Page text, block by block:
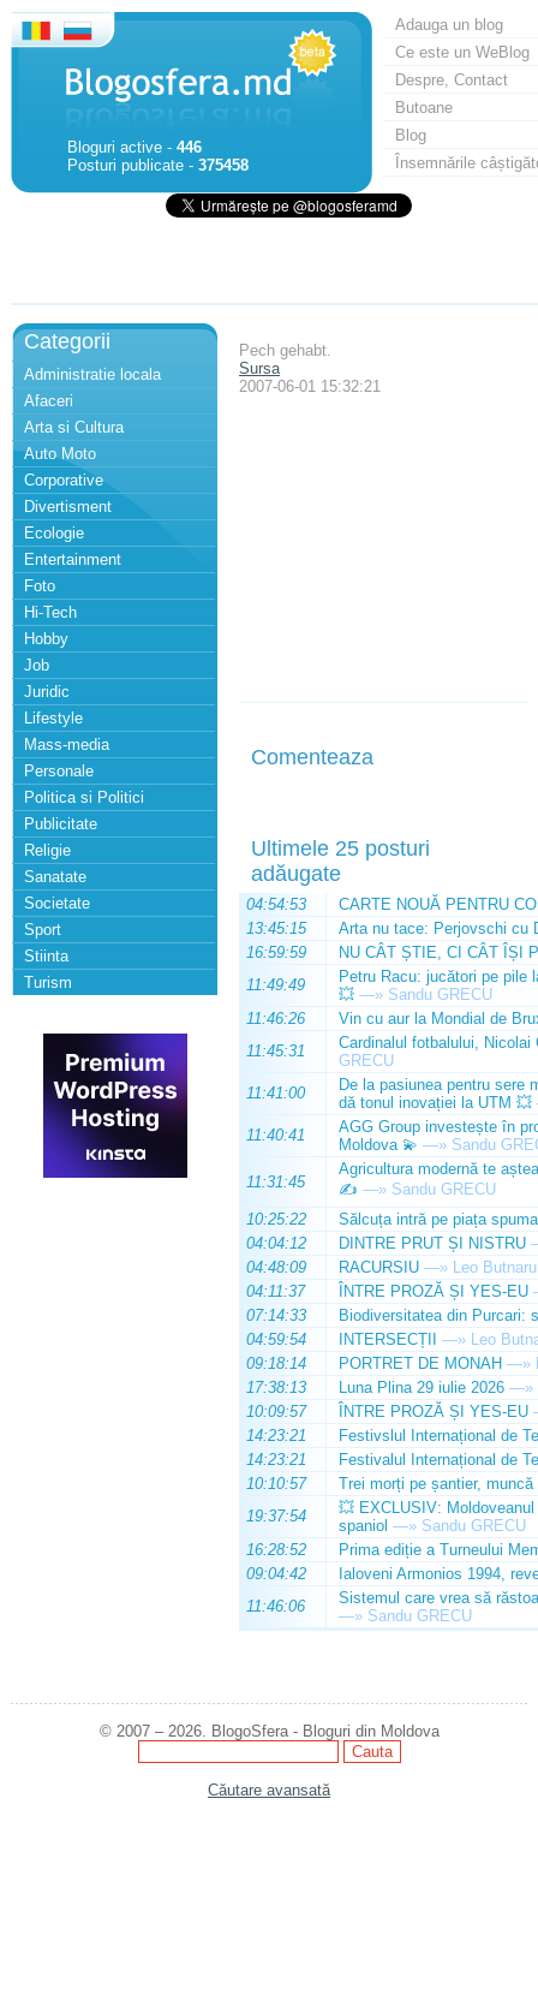
Bloguri active - 446
Posturi publicate - 375458
Adauga un blog
Ce este un WeBlog
Despre, Contact
Butoane
Blog
Însemnările
Categorii
Administratie locala
Afaceri
Arta si Cultura
Auto Moto
Corporative
Divertisment
Ecologie
Entertainment
Foto
Hi-Tech
Hobby
Job
Juridic
Lifestyle
Mass-media
Personale
Politica si Politici
Publicitate
Religie
Sanatate
Societate
Sport
Stiinta
Turism
Pech gehabt.
Sursa
2007-06-01 15:32:21
Comenteaza
Ultimele 25 posturi
adăugate
04:54:53
CARTE NOUĂ PENTRU
13:45:15
Arta nu tace: Perjovschi cu
16:59:59
NU CÂT ȘTIE, CI CÂT ÎȘI
11:49:49
Petru Racu: jucători pe pile
💥 —» Sandu GRECU
11:46:26
Vin cu aur la Mondial de
11:45:31
Cardinalul fotbalului,
GRECU
11:41:00
De la pasiunea pentru sere
dă tonul inovației la UTM 💥
11:40:41
AGG Group investește în
Moldova 💫 —» Sandu
11:31:45
Agricultura modernă te
✍️ —» Sandu GRECU
10:25:22
Sălcuța intră pe piața
04:04:12
DINTRE PRUT ȘI NISTRU
04:48:09
RACURSIU —» Leo Butnaru
04:11:37
ÎNTRE PROZĂ ȘI YES-EU
07:14:33
Biodiversitatea din Purcari:
04:59:54
INTERSECȚII —» Leo
09:18:14
PORTRET DE MONAH —»
17:38:13
Luna Plina 29 iulie 2026 —»
10:09:57
ÎNTRE PROZĂ ȘI YES-EU
14:23:21
Festivslul Internațional de
14:23:21
Festivalul Internațional de
10:10:57
Trei morți pe șantier, muncă
19:37:54
💥 EXCLUSIV:
spaniol —» Sandu GRECU
16:28:52
Prima ediție a Turneului
09:04:42
Ialoveni Armonios 1994,
11:46:06
Sistemul care vrea să
—» Sandu GRECU
© 2007 – 2026. BlogoSfera - Bloguri din Moldova
Căutare avansată